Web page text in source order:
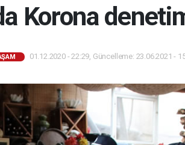
Korona
01.12.2020 - 22:29, Güncelleme: 23.06.2021 -